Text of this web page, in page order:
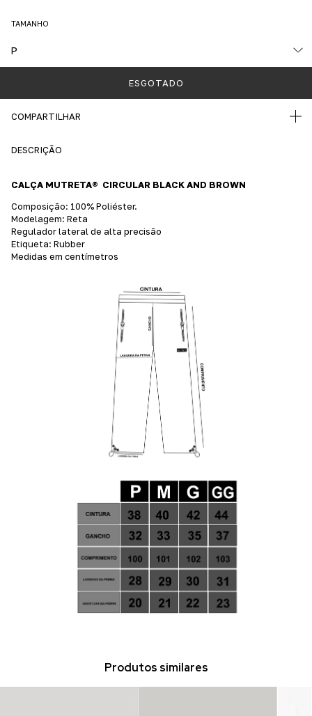
TAMANHO
COMPARTILHAR
DESCRIÇÃO
CALÇA MUTRETA® CIRCULAR BLACK AND BROWN
Composição: 100% Poliéster.
Modelagem: Reta
Regulador lateral de alta precisão
Etiqueta: Rubber
Medidas em centímetros
Produtos similares